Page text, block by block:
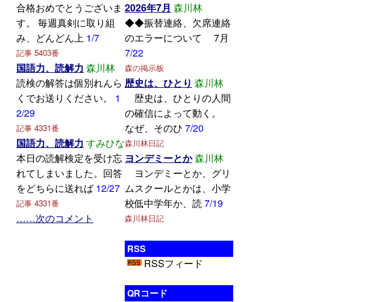
合格おめでとうございま
す。 毎週真剣に取り組
み、どんどん上 1/7
記事 5403番
国語力、読解力 森川林
読検の解答は個別れんら
くでお送りください。
1
2/29
記事 4331番
国語力、読解力 すみひな
本日の読解検定を受け忘
れてしまいました。回答
をどちらに送れば 12/27
記事 4331番
……次のコメント
2026年7月 森川林
◆◆振替連絡、欠席連絡
のエラーについて 7月
7/22
森の掲示板
歴史は、ひとり 森川林
歴史は、ひとりの人間
の確信によって動く。
なぜ、そのひ 7/20
森川林日記
ヨンデミーとか森川林
ヨンデミーとか、グリ
ムスクールとかは、小学
校低中学年か、読7/19
森川林日記
RSS
RSSフィード
QRコード